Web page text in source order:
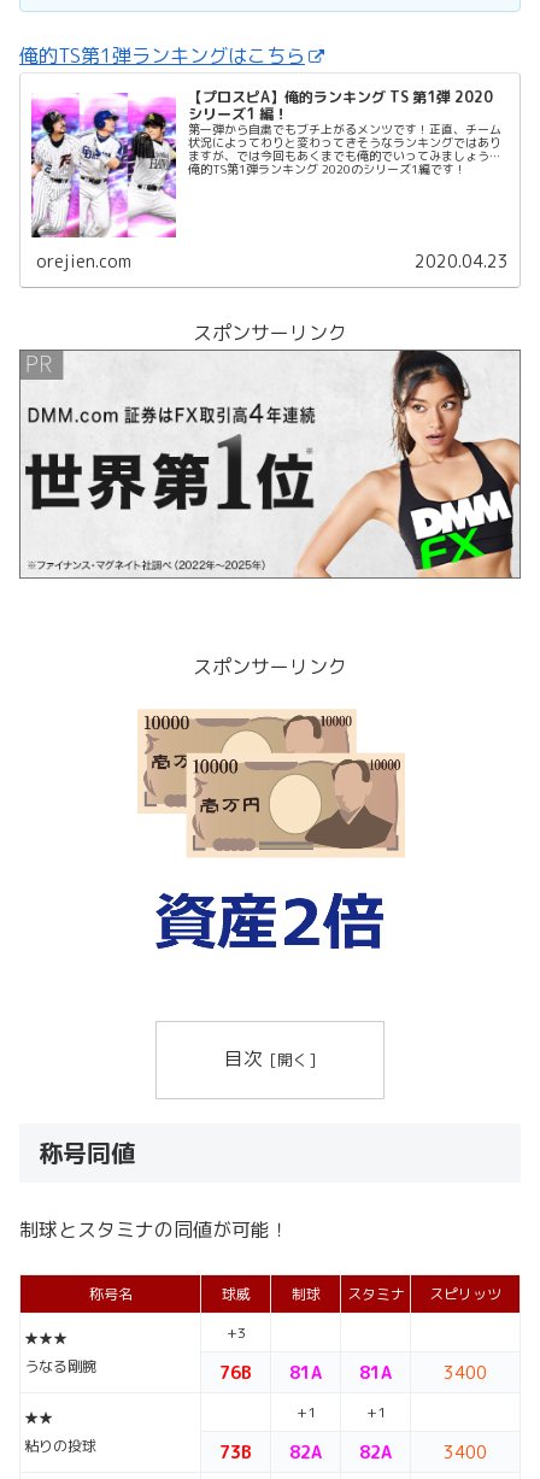
俺的TS第1弾ランキングはこちら
【プロスピA】俺的ランキング TS 第1弾 2020
シリーズ1 編！
第一弾から自粛でもブチ上がるメンツです！正直、チーム
状況によってわりと変わってきそうなランキングではあり
ますが、では今回もあくまでも俺的でいってみましょう、
俺的TS第1弾ランキング 2020のシリーズ1編です！
orejien.com 2020.04.23
スポンサーリンク
スポンサーリンク
目次
称号同値
制球とスタミナの同値が可能！
称号名 球威 制球 スタミナ スピリッツ
★★★
うなる剛腕
+3
76B 81A 81A 3400
★★
粘りの投球
+1 +1
73B 82A 82A 3400